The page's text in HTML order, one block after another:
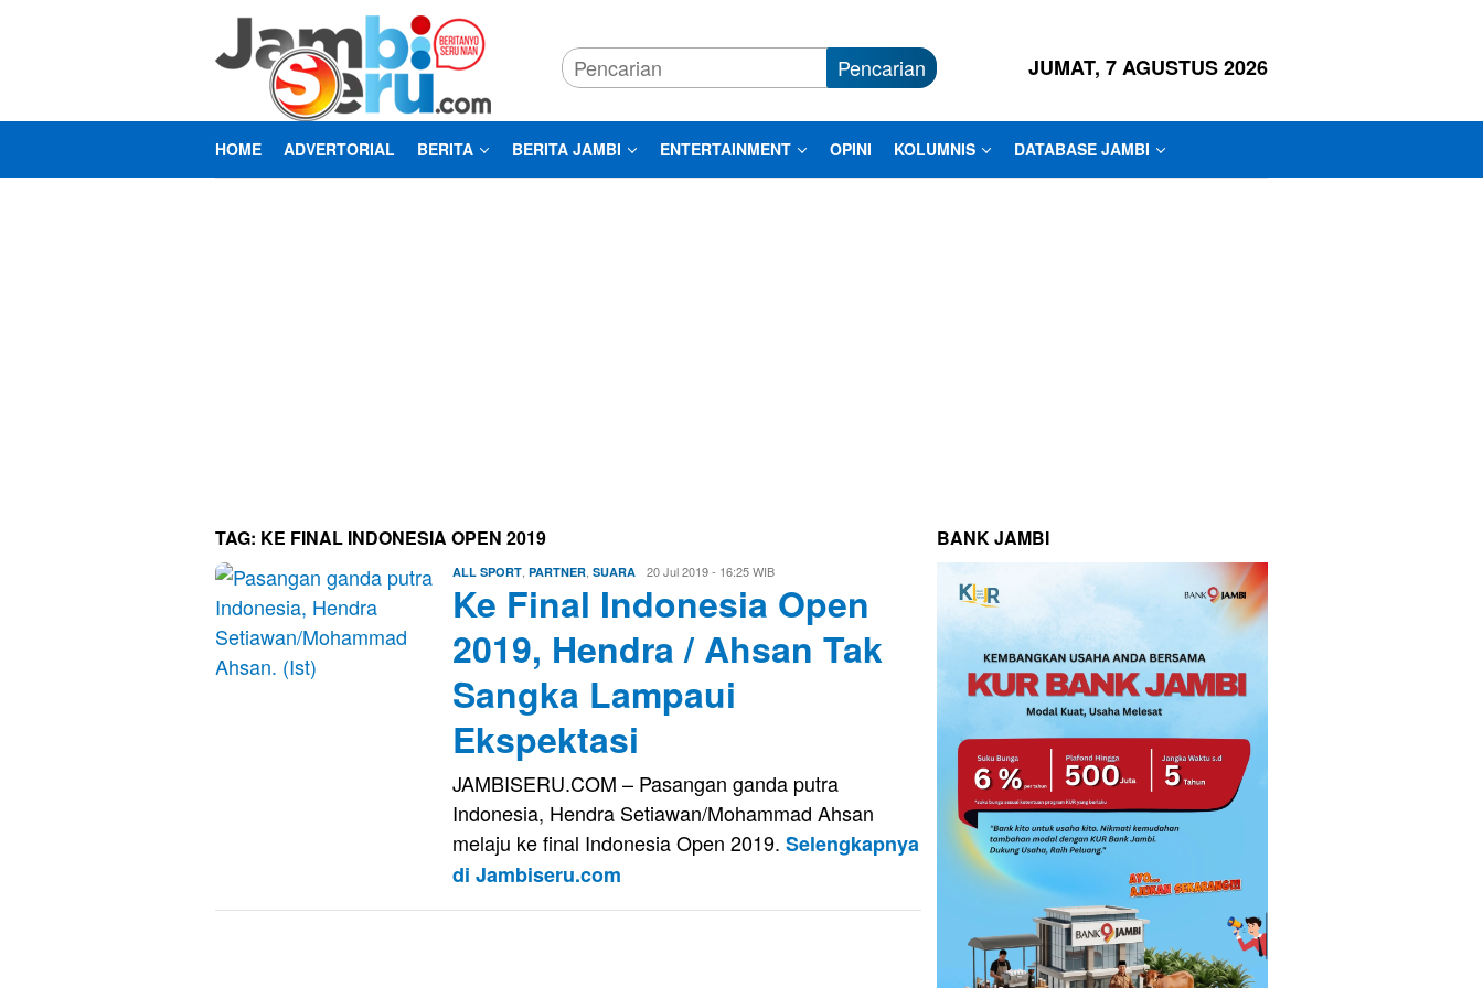
Pencarian JUMAT, 7 AGUSTUS 2026
HOME ADVERTORIAL BERITA BERITA JAMBI ENTERTAINMENT OPINI KOLUMNIS DATABASE JAMBI
TAG: KE FINAL INDONESIA OPEN 2019
ALL SPORT PARTNER SUARA Eri
Saputra
20 Jul 2019 - 16:25 WIB
Ke Final Indonesia Open
2019, Hendra / Ahsan Tak
Sangka Lampaui
Ekspektasi
JAMBISERU.COM – Pasangan ganda putra
Indonesia, Hendra Setiawan/Mohammad Ahsan
melaju ke final Indonesia Open 2019. Selengkapnya
di Jambiseru.com
BANK JAMBI